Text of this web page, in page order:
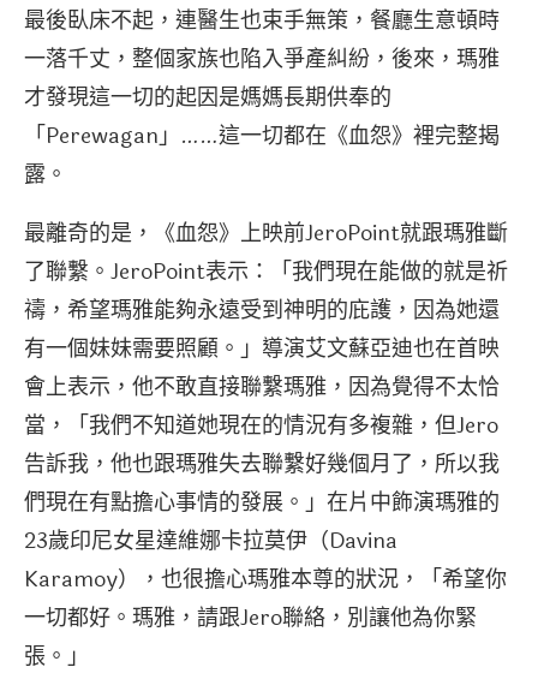
最後臥床不起，連醫生也束手無策，餐廳生意頓時
一落千丈，整個家族也陷入爭產糾紛，後來，瑪雅
才發現這一切的起因是媽媽長期供奉的
「Perewagan」……這一切都在《血怨》裡完整揭
露。
最離奇的是，《血怨》上映前JeroPoint就跟瑪雅斷
了聯繫。JeroPoint表示：「我們現在能做的就是祈
禱，希望瑪雅能夠永遠受到神明的庇護，因為她還
有一個妹妹需要照顧。」導演艾文蘇亞迪也在首映
會上表示，他不敢直接聯繫瑪雅，因為覺得不太恰
當，「我們不知道她現在的情況有多複雜，但Jero
告訴我，他也跟瑪雅失去聯繫好幾個月了，所以我
們現在有點擔心事情的發展。」在片中飾演瑪雅的
23歲印尼女星達維娜卡拉莫伊（Davina
Karamoy），也很擔心瑪雅本尊的狀況，「希望你
一切都好。瑪雅，請跟Jero聯絡，別讓他為你緊
張。」